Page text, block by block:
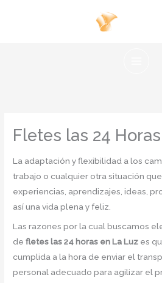
Fletes las 24
La adaptación y flexibilidad a los
trabajo o cualquier otra situación
experiencias, aprendizajes, ideas,
así una vida plena y feliz.
Las razones por la cual buscamos
de fletes las 24 horas en La Luz es
cumplida a la hora de enviar el
personal adecuado para agilizar el